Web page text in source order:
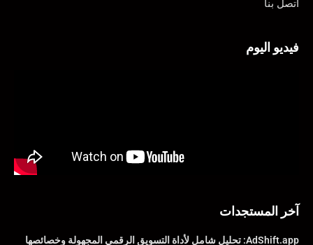
اتصل بنا
فيديو اليوم
آخر المستجدات
AdShift.app: تحليل شامل لأداة التسويق الرقمي المجهولة وخصائصها